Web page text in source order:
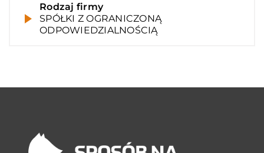
Rodzaj firmy
SPÓŁKI Z OGRANICZONĄ
ODPOWIEDZIALNOŚCIĄ